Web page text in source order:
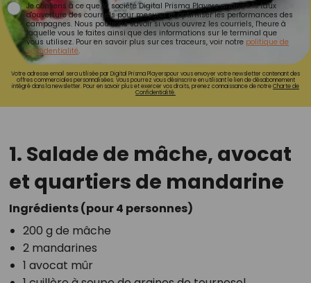
Je consens à ce que la société Digital Prisma Players analyse le taux
d'ouverture des courriels pour mesurer et optimiser les performances des
campagnes. Nous pourrons savoir si vous ouvrez les courriels, l'heure à
laquelle vous le faites ainsi que des informations sur le terminal que
vous utilisez. Pour en savoir plus sur ces traceurs, voir notre politique de
confidentialité.
Votre adresse email sera utilisée par Digital Prisma Playerspour vous envoyer votre newsletter contenant des
offres commerciales personnalisées. Vous pourrez vous désinscrire en utilisant le lien de désabonnement
intégré dans la newsletter. Pour en savoir plus et exercer vos droits, prenez connaissance de notreCharte de
Confidentialité.
1. Salade de mâche, avocat
et quartiers de mandarine
Ingrédients (pour 4 personnes)
200 g de mâche
2 mandarines
1 avocat mûr